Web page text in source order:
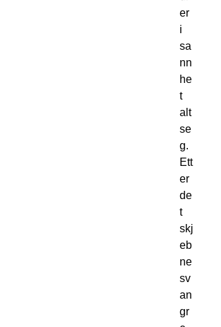
er
i
sa
nn
he
t
alt
se
g.
Ett
er
de
t
skj
eb
ne
sv
an
gr